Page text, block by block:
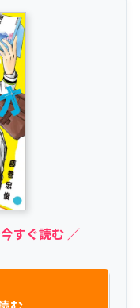
すぐ読む ／